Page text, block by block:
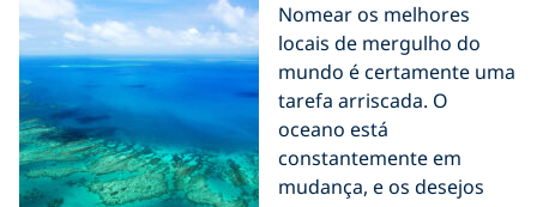
Nomear os melhores
locais de mergulho do
mundo é certamente uma
tarefa arriscada. O
oceano está
constantemente em
mudança, e os desejos